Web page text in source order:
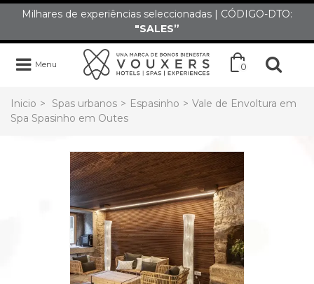
Milhares de experiências seleccionadas | CÓDIGO-DTO:
"SALES”
Menu 0
Inicio > Spas urbanos > Espasinho > Vale de Envoltura em
Spa Spasinho em Outes